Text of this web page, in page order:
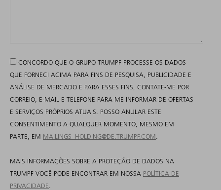
CONCORDO QUE O GRUPO TRUMPF PROCESSE OS DADOS
QUE FORNECI ACIMA PARA FINS DE PESQUISA, PUBLICIDADE E
ANÁLISE DE MERCADO E PARA ESSES FINS, CONTATE-ME POR
CORREIO, E-MAIL E TELEFONE PARA ME INFORMAR DE OFERTAS
E SERVIÇOS PRÓPRIOS ATUAIS. POSSO ANULAR ESTE
CONSENTIMENTO A QUALQUER MOMENTO, MESMO EM
PARTE, EM MAILINGS_HOLDING@DE.TRUMPF.COM
MAIS INFORMAÇÕES SOBRE A PROTEÇÃO DE DADOS NA
TRUMPF VOCÊ PODE ENCONTRAR EM NOSSA POLÍTICA DE
PRIVACIDADE